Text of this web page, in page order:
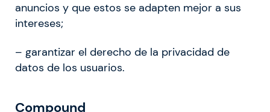
anuncios y que estos se adapten mejor a sus
intereses;
– garantizar el derecho de la privacidad de
datos de los usuarios.
Compound